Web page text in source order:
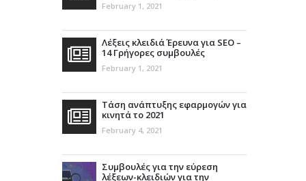
February 1, 2021
Λέξεις κλειδιά Έρευνα για SEO –
14 Γρήγορες συμβουλές
February 1, 2021
Τάση ανάπτυξης εφαρμογών για
κινητά το 2021
February 4, 2021
Συμβουλές για την εύρεση
λέξεων-κλειδιών για την